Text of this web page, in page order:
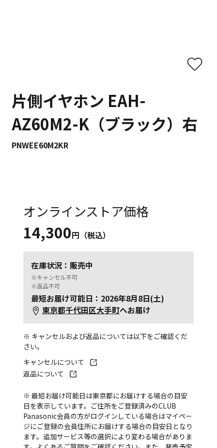
片側イヤホン EAH-
AZ60M2-K（ブラック）右
PNWEE60M2KR
オンラインストア価格
14,300円（税込）
在庫状況：販売中
※キャンセル不可
※返品不可
最短お届け可能日：2026年8月8日(土)
東京都千代田区大手町へお届け
※ キャンセルおよび返品については以下をご確認くだ
さい。
キャンセルについて
返品について
※ 最短お届け可能日は東京都にお届けする場合の目安
日を表示しています。ご住所をご登録済みのCLUB
Panasonic会員の方がログインしている場合はマイペー
ジにご登録の会員住所にお届けする場合の目安日となり
ます。追加サービス等の選択により変わる場合がありま